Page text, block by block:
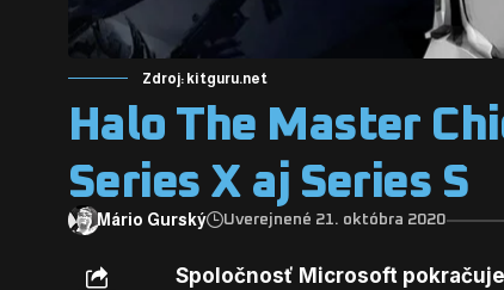
Zdroj: kitguru.net
Halo The Master
Series X aj Series S
Mário Gurský Uverejnené 21. októbra 2020
Spoločnosť Microsoft